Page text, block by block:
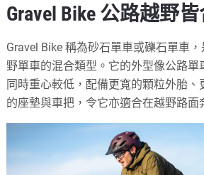
Gravel Bike 公路越野
Gravel Bike 稱為砂石單車或礫石單車
野單車的混合類型。它的外型像公路單
同時重心較低，配備更寬的顆粒外胎
的座墊與車把，令它亦適合在越野路面